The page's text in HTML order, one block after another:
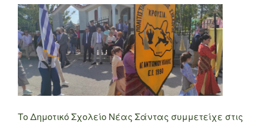
Το Δημοτικό Σχολείο Νέας Σάντας συμμετείχε στις